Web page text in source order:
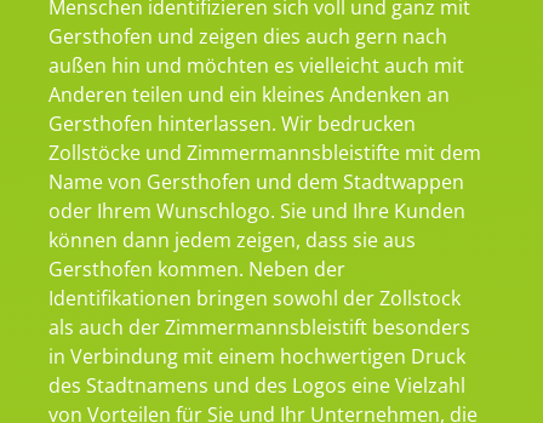
Menschen identifizieren sich voll und ganz mit
Gersthofen und zeigen dies auch gern nach
außen hin und möchten es vielleicht auch mit
Anderen teilen und ein kleines Andenken an
Gersthofen hinterlassen. Wir bedrucken
Zollstöcke und Zimmermannsbleistifte mit dem
Name von Gersthofen und dem Stadtwappen
oder Ihrem Wunschlogo. Sie und Ihre Kunden
können dann jedem zeigen, dass sie aus
Gersthofen kommen. Neben der
Identifikationen bringen sowohl der Zollstock
als auch der Zimmermannsbleistift besonders
in Verbindung mit einem hochwertigen Druck
des Stadtnamens und des Logos eine Vielzahl
von Vorteilen für Sie und Ihr Unternehmen, die